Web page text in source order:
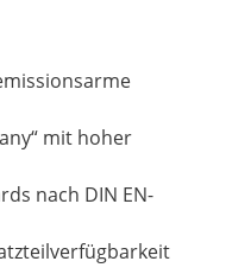
mit hoher
nach DIN EN-